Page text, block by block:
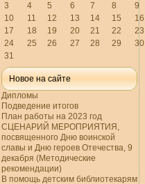
3
4 5 6 7 8
9
10
11 12 13 14 15
16
17
18 19 20 21 22
23
24
25 26 27 28 29
30
31
Новое на сайте
Дипломы
Подведение итогов
План работы на 2023 год
СЦЕНАРИЙ МЕРОПРИЯТИЯ,
посвященного Дню воинской
славы и Дню героев Отечества, 9
декабря (Методические
рекомендации)
В помощь детским библиотекарям